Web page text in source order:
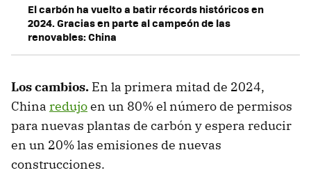
El carbón ha vuelto a batir récords históricos en
2024. Gracias en parte al campeón de las
renovables: China
Los cambios. En la primera mitad de 2024,
China redujoen un 80% el número de permisos
para nuevas plantas de carbón y espera reducir
en un 20% las emisiones de nuevas
construcciones.